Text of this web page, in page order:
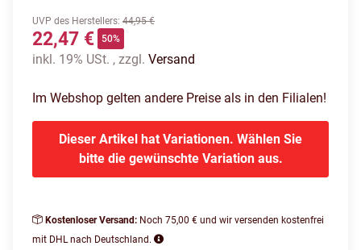
UVP des Herstellers: 44,95 €
22,47 € 50%
inkl. 19% USt. , zzgl. Versand
Im Webshop gelten andere Preise als in den Filialen!
Dieser Artikel hat Variationen. Wählen Sie
bitte die gewünschte Variation aus.
Kostenloser Versand: Noch 75,00 € und wir versenden kostenfrei
mit DHL nach Deutschland.